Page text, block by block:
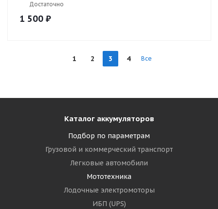
Достаточно
1 500 ₽
1 2 3 4 Все
Каталог аккумуляторов
Подбор по параметрам
Грузовой и коммерческий транспорт
Легковые автомобили
Мототехника
Лодочные электромоторы
ИБП (UPS)